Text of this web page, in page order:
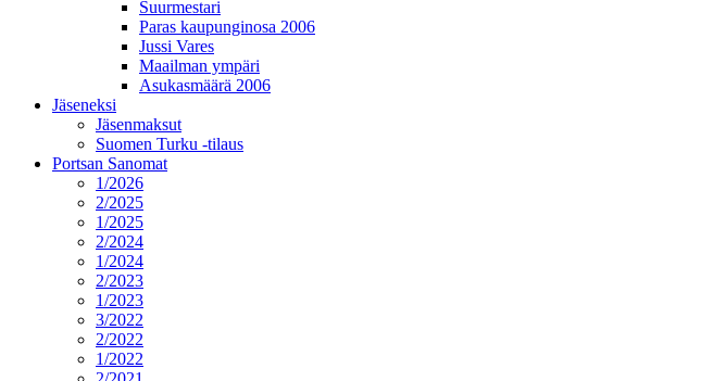
Suurmestari
Paras kaupunginosa 2006
Jussi Vares
Maailman ympäri
Asukasmäärä 2006
Jäseneksi
Jäsenmaksut
Suomen Turku -tilaus
Portsan Sanomat
1/2026
2/2025
1/2025
2/2024
1/2024
2/2023
1/2023
3/2022
2/2022
1/2022